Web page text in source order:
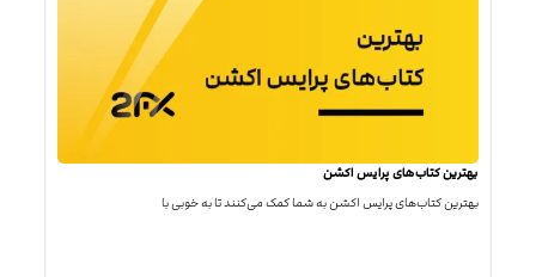
بهترین کتاب‌‌های پرایس اکشن
بهترین کتاب‌‌های پرایس اکشن به شما کمک می‌کنند تا به خوبی با